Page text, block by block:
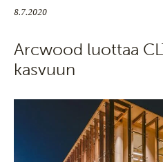
8.7.2020
Arcwood luottaa
kasvuun